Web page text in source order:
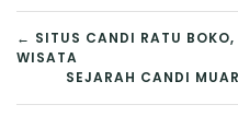
NAVIGASI
POS
← SITUS CANDI RATU
WISATA
SEJARAH CANDI